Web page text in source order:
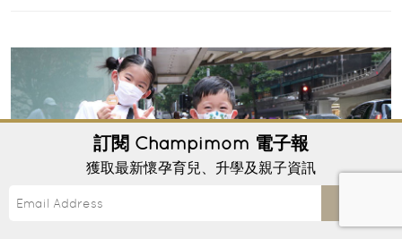
訂閱 Champimom 電子報
獲取最新懷孕育兒、升學及親子資訊